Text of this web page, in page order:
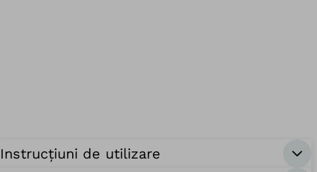
Instrucțiuni de utilizare